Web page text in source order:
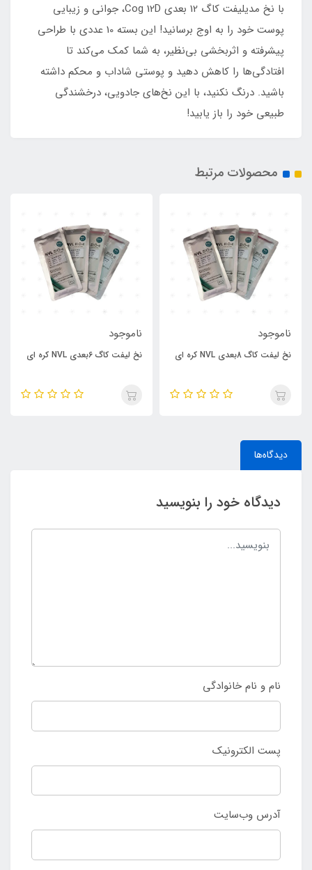
با نخ مدیلیفت کاگ 12 بعدی Cog 12D، جوانی و زیبایی
پوست خود را به اوج برسانید! این بسته 10 عددی با طراحی
پیشرفته و اثربخشی بی‌نظیر، به شما کمک می‌کند تا
افتادگی‌ها را کاهش دهید و پوستی شاداب و محکم داشته
باشید. درنگ نکنید، با این نخ‌های جادویی، درخشندگی
طبیعی خود را باز یابید!
محصولات مرتبط
ناموجود
نخ لیفت کاگ 8بعدی NVL کره ای
ناموجود
نخ لیفت کاگ 6بعدی NVL کره ای
دیدگاه‌ها
دیدگاه خود را بنویسید
نام و نام خانوادگی
پست الکترونیک
آدرس وب‌سایت